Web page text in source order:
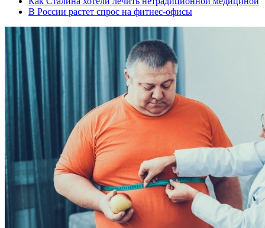
В России растет спрос на фитнес-офисы